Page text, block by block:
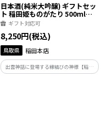
日本酒(純米大吟醸) ギフトセッ
ト 稲田姫ものがたり 500ml
(箸、箸袋）
ギフト対応可
8,250円(税込)